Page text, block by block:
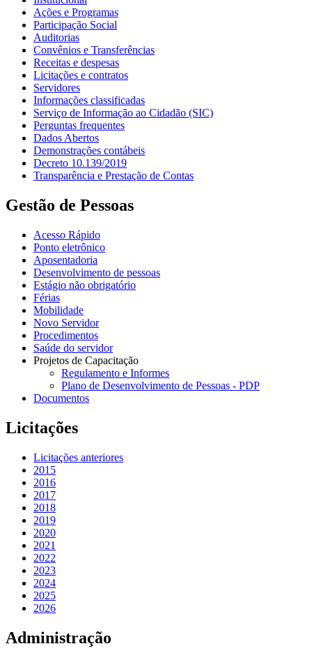
Ações e Programas
Participação Social
Auditorias
Convênios e Transferências
Receitas e despesas
Licitações e contratos
Servidores
Informações classificadas
Serviço de Informação ao Cidadão (SIC)
Perguntas frequentes
Dados Abertos
Demonstrações contábeis
Decreto 10.139/2019
Transparência e Prestação de Contas
Gestão de Pessoas
Acesso Rápido
Ponto eletrônico
Aposentadoria
Desenvolvimento de pessoas
Estágio não obrigatório
Férias
Mobilidade
Novo Servidor
Procedimentos
Saúde do servidor
Projetos de Capacitação
Regulamento e Informes
Plano de Desenvolvimento de Pessoas - PDP
Documentos
Licitações
Licitações anteriores
2015
2016
2017
2018
2019
2020
2021
2022
2023
2024
2025
2026
Administração